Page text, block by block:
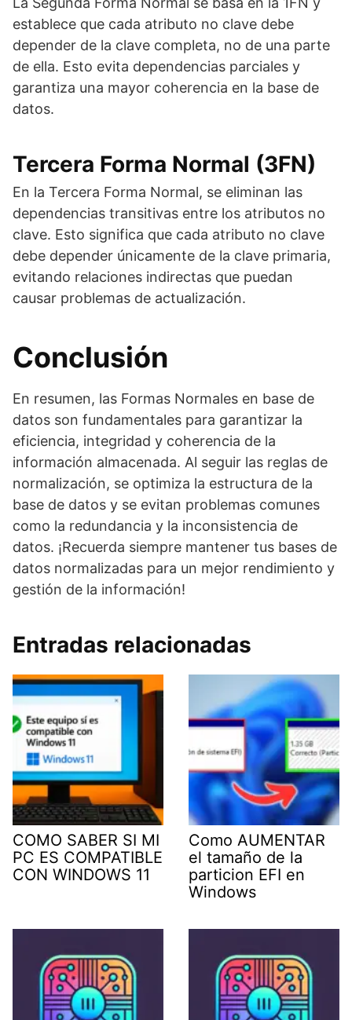
establece que cada atributo no clave debe
depender de la clave completa, no de una parte
de ella. Esto evita dependencias parciales y
garantiza una mayor coherencia en la base de
datos.
Tercera Forma Normal (3FN)
En la Tercera Forma Normal, se eliminan las
dependencias transitivas entre los atributos no
clave. Esto significa que cada atributo no clave
debe depender únicamente de la clave primaria,
evitando relaciones indirectas que puedan
causar problemas de actualización.
Conclusión
En resumen, las Formas Normales en base de
datos son fundamentales para garantizar la
eficiencia, integridad y coherencia de la
información almacenada. Al seguir las reglas de
normalización, se optimiza la estructura de la
base de datos y se evitan problemas comunes
como la redundancia y la inconsistencia de
datos. ¡Recuerda siempre mantener tus bases de
datos normalizadas para un mejor rendimiento y
gestión de la información!
Entradas relacionadas
COMO SABER SI MI
PC ES COMPATIBLE
CON WINDOWS 11
Como AUMENTAR
el tamaño de la
particion EFI en
Windows